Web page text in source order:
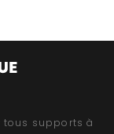
tous supports à